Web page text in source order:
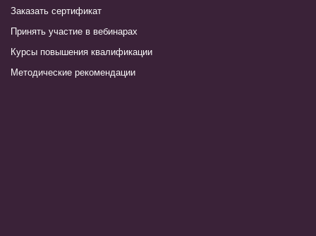
Заказать сертификат
Принять участие в вебинарах
Курсы повышения квалификации
Методические рекомендации